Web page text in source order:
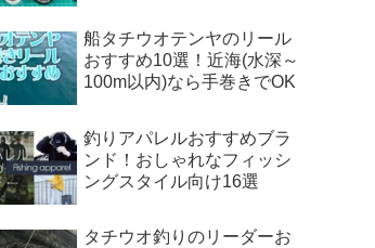
船タチウオテンヤのリール
おすすめ10選！近海(水深～
100m以内)なら手巻きでOK
釣りアパレルおすすめブラ
ンド！おしゃれなフィッシ
ングスタイル向け16選
タチウオ釣りのリーダーお